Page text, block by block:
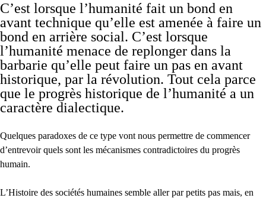
C’est lorsque l’humanité fait un bond en
avant technique qu’elle est amenée à faire un
bond en arrière social. C’est lorsque
l’humanité menace de replonger dans la
barbarie qu’elle peut faire un pas en avant
historique, par la révolution. Tout cela parce
que le progrès historique de l’humanité a un
caractère dialectique.
Quelques paradoxes de ce type vont nous permettre de commencer
d’entrevoir quels sont les mécanismes contradictoires du progrès
humain.
L’Histoire des sociétés humaines semble aller par petits pas mais, en